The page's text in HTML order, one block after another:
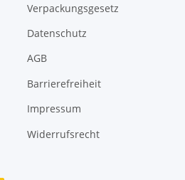
Verpackungsgesetz
Datenschutz
AGB
Barrierefreiheit
Impressum
Widerrufsrecht